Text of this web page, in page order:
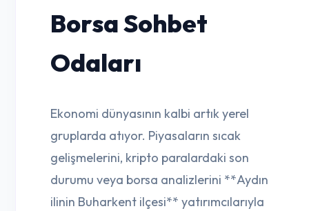
Borsa Sohbet
Odaları
Ekonomi dünyasının kalbi artık yerel
gruplarda atıyor. Piyasaların sıcak
gelişmelerini, kripto paralardaki son
durumu veya borsa analizlerini **Aydın
ilinin Buharkent ilçesi** yatırımcılarıyla